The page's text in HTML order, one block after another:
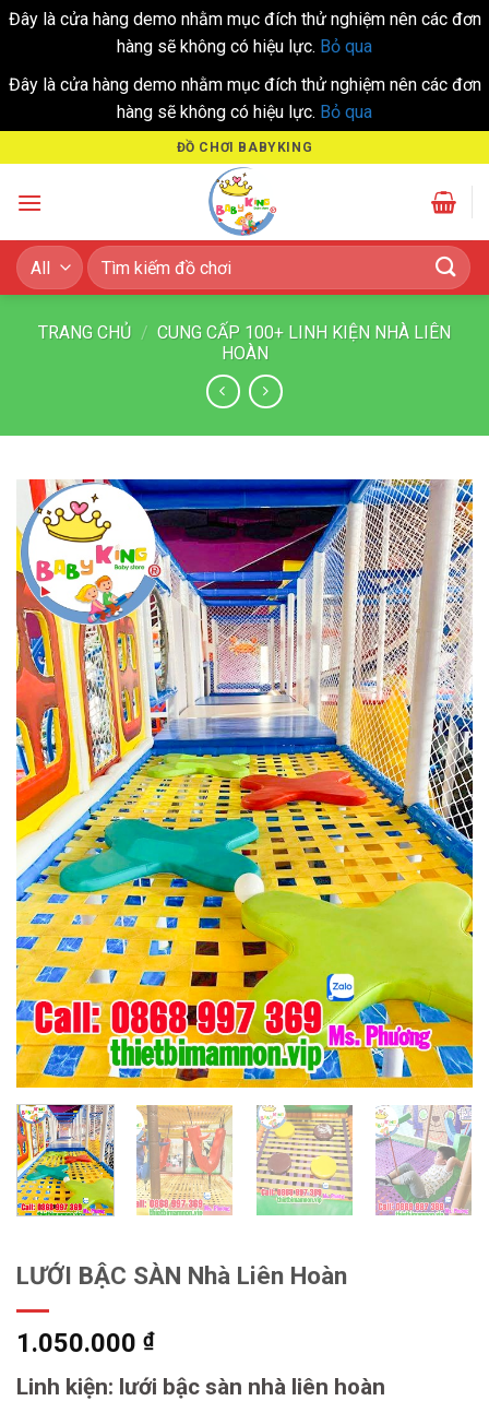
Đây là cửa hàng demo nhằm mục đích thử nghiệm nên các đơn
hàng sẽ không có hiệu lực. Bỏ qua
Đây là cửa hàng demo nhằm mục đích thử nghiệm nên các đơn
hàng sẽ không có hiệu lực. Bỏ qua
to
content
ĐỒ CHƠI BABYKING
Tìm
kiếm:
TRANG CHỦ / CUNG CẤP 100+ LINH KIỆN NHÀ LIÊN
HOÀN
LƯỚI BẬC SÀN Nhà Liên Hoàn
1.050.000 ₫
Linh kiện: lưới bậc sàn nhà liên hoàn